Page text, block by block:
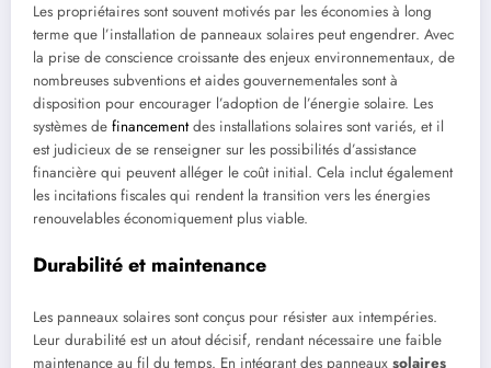
Les propriétaires sont souvent motivés par les économies à long
terme que l’installation de panneaux solaires peut engendrer. Avec
la prise de conscience croissante des enjeux environnementaux, de
nombreuses subventions et aides gouvernementales sont à
disposition pour encourager l’adoption de l’énergie solaire. Les
systèmes de financementdes installations solaires sont variés, et il
est judicieux de se renseigner sur les possibilités d’assistance
financière qui peuvent alléger le coût initial. Cela inclut également
les incitations fiscales qui rendent la transition vers les énergies
renouvelables économiquement plus viable.
Durabilité et maintenance
Les panneaux solaires sont conçus pour résister aux intempéries.
Leur durabilité est un atout décisif, rendant nécessaire une faible
maintenance au fil du temps. En intégrant des panneaux solaires